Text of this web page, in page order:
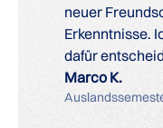
neuer
Erkenntnisse.
dafür
Marco K.